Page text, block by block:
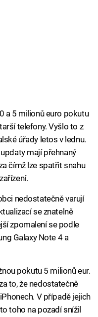
a 5 milionů euro pokutu
telefony. Vyšlo to z
úřady letos v lednu.
mají přehnaný
čímž lze spatřit snahu
nedostatečně varují
se znatelně
zpomalení se podle
Galaxy Note 4 a
pokutu 5 milionů eur.
to, že nedostatečně
V případě jejich
toho na pozadí snížil